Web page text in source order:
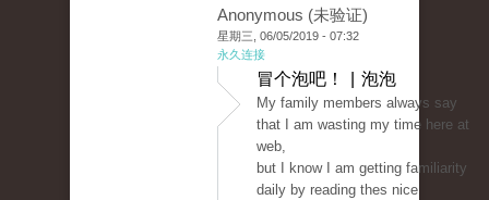
Anonymous (未验证)
星期三, 06/05/2019 - 07:32
永久连接
冒个泡吧！ | 泡泡
My family members always say
that I am wasting my time here at
web,
but I know I am getting familiarity
daily by reading thes nice